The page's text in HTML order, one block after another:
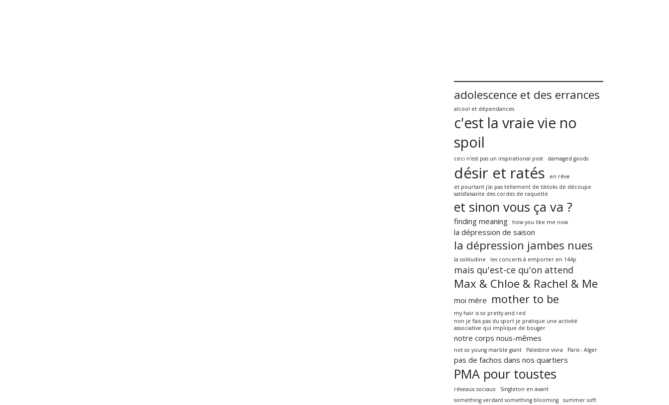
adolescence et des errances
alcool et dépendances
c'est la vraie vie no
spoil
ceci n'est pas un inspirational post damaged goods
désir et ratés
en rêve
et pourtant j'ai pas tellement de tiktoks de découpe
satisfaisante des cordes de raquette
et sinon vous ça va ?
finding meaning how you like me now
la dépression de saison
la dépression jambes nues
la solitudine les concerts à emporter en 144p
mais qu'est-ce qu'on attend
Max & Chloe & Rachel & Me
moi mère mother to be
my hair is so pretty and red
non je fais pas du sport je pratique une activité
associative qui implique de bouger
notre corps nous-mêmes
not so young marble giant Palestine vivra Paris - Alger
pas de fachos dans nos quartiers
PMA pour toustes
réseaux sociaux
Singleton en avant
something verdant something blooming
summer soft